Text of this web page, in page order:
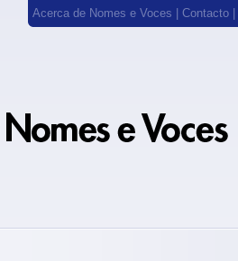
Acerca de Nomes e Voces Contacto